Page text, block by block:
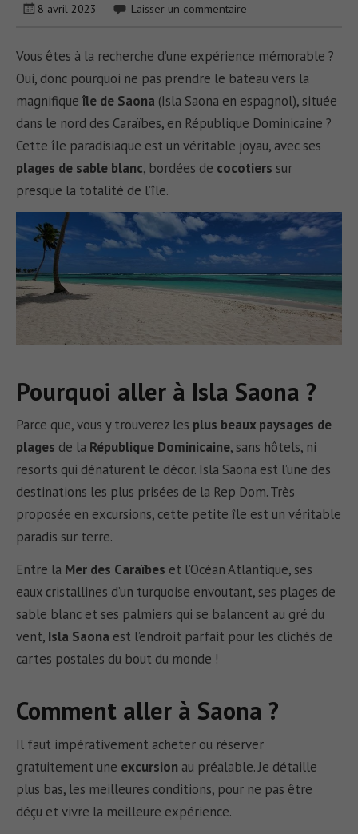
8 avril 2023 Laisser un commentaire
Vous êtes à la recherche d’une expérience mémorable ?
Oui, donc pourquoi ne pas prendre le bateau vers la
magnifiqueîle de Saona (Isla Saona en espagnol), située
dans le nord des Caraïbes, en République Dominicaine ?
Cette île paradisiaque est un véritable joyau, avec ses
plages de sable blanc, bordées de cocotiers sur
presque la totalité de l’île.
Pourquoi aller à Isla Saona ?
Parce que, vous y trouverez les plus beaux paysages de
plages de la République Dominicaine, sans hôtels, ni
resorts qui dénaturent le décor. Isla Saona est l’une des
destinations les plus prisées de la Rep Dom. Très
proposée en excursions, cette petite île est un véritable
paradis sur terre.
Entre la Mer des Caraïbes et l’Océan Atlantique, ses
eaux cristallines d’un turquoise envoutant, ses plages de
sable blanc et ses palmiers qui se balancent au gré du
vent, Isla Saona est l’endroit parfait pour les clichés de
cartes postales du bout du monde !
Comment aller à Saona ?
Il faut impérativement acheter ou réserver
gratuitement une excursion au préalable. Je détaille
plus bas, les meilleures conditions, pour ne pas être
déçu et vivre la meilleure expérience.